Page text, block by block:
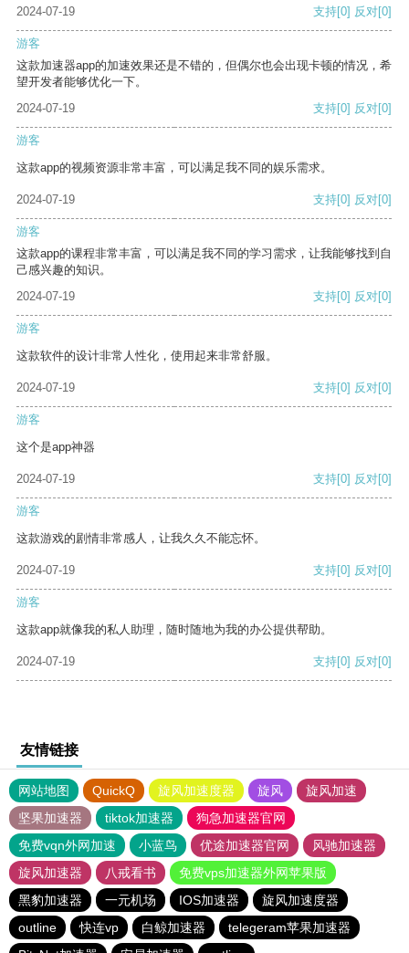
2024-07-19 支持[0] 反对[0]
游客
这款加速器app的加速效果还是不错的，但偶尔也会出现卡顿的情况，希
望开发者能够优化一下。
2024-07-19
支持[0] 反对[0]
游客
这款app的视频资源非常丰富，可以满足我不同的娱乐需求。
2024-07-19 支持[0] 反对[0]
游客
这款app的课程非常丰富，可以满足我不同的学习需求，让我能够找到自
己感兴趣的知识。
2024-07-19
支持[0] 反对[0]
游客
这款软件的设计非常人性化，使用起来非常舒服。
2024-07-19 支持[0] 反对[0]
游客
这个是app神器
2024-07-19 支持[0] 反对[0]
游客
这款游戏的剧情非常感人，让我久久不能忘怀。
2024-07-19 支持[0] 反对[0]
游客
这款app就像我的私人助理，随时随地为我的办公提供帮助。
2024-07-19 支持[0] 反对[0]
友情链接
网站地图 QuickQ 旋风加速度器 旋风
旋风加速
坚果加速器
tiktok加速器
狗急加速器官网
免费vqn外网加速
小蓝鸟 优途加速器官网
风驰加速器
旋风加速器
八戒看书
免费vps加速器外网苹果版
黑豹加速器
一元机场 IOS加速器
旋风加速度器
outline
快连vp 白鲸加速器
telegeram苹果加速器